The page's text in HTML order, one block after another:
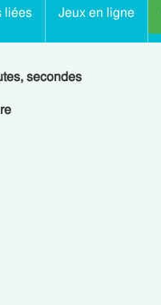
liées Jeux en ligne
secondes